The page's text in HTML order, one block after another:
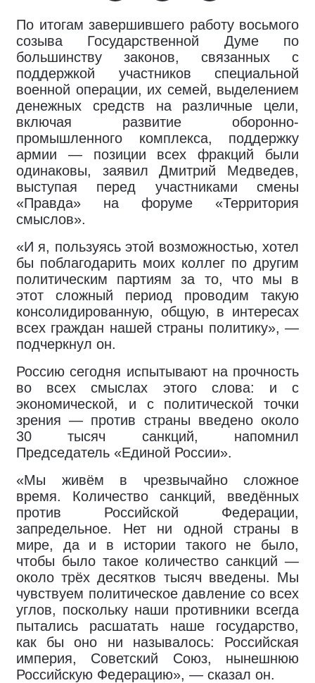
По итогам завершившего работу восьмого
созыва Государственной Думе по
большинству законов, связанных с
поддержкой участников специальной
военной операции, их семей, выделением
денежных средств на различные цели,
включая развитие оборонно-
промышленного комплекса, поддержку
армии — позиции всех фракций были
одинаковы, заявил Дмитрий Медведев,
выступая перед участниками смены
«Правда» на форуме «Территория
смыслов».
«И я, пользуясь этой возможностью, хотел
бы поблагодарить моих коллег по другим
политическим партиям за то, что мы в
этот сложный период проводим такую
консолидированную, общую, в интересах
всех граждан нашей страны политику», —
подчеркнул он.
Россию сегодня испытывают на прочность
во всех смыслах этого слова: и с
экономической, и с политической точки
зрения — против страны введено около
30 тысяч санкций, напомнил
Председатель «Единой России».
«Мы живём в чрезвычайно сложное
время. Количество санкций, введённых
против Российской Федерации,
запредельное. Нет ни одной страны в
мире, да и в истории такого не было,
чтобы было такое количество санкций —
около трёх десятков тысяч введены. Мы
чувствуем политическое давление со всех
углов, поскольку наши противники всегда
пытались расшатать наше государство,
как бы оно ни называлось: Российская
империя, Советский Союз, нынешнюю
Российскую Федерацию», — сказал он.